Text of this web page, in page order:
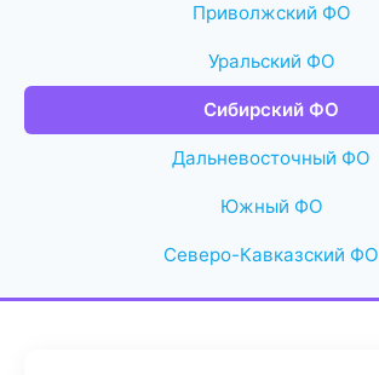
Приволжский ФО
Уральский ФО
Сибирский ФО
Дальневосточный ФО
Южный ФО
Северо-Кавказский ФО